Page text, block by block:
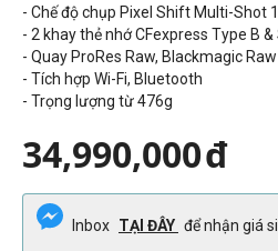
- Chế độ chụp Pixel Shift Multi-Shot
- 2 khay thẻ nhớ CFexpress Type B &
- Quay ProRes Raw, Blackmagic Raw
- Tích hợp Wi-Fi, Bluetooth
- Trọng lượng từ 476g
34,990,000đ
Inbox TẠI ĐÂY để nhận giá